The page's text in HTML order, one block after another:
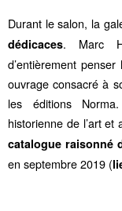
Durant le salon, la
dédicaces. Marc
d’entièrement
ouvrage consacré à
les éditions
historienne de l’art et
catalogue raisonné
en septembre 2019 (